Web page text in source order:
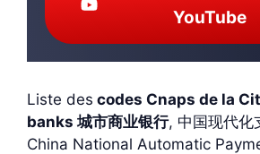
YouTube
Liste des codes Cnaps de la
banks 城市商业银行, 中国现代化
China National Automatic